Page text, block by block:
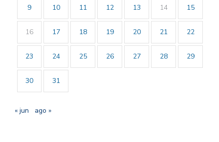
9 10 11 12 13 14 15
16 17 18 19 20 21 22
23 24 25 26 27 28 29
30 31
« jun ago »